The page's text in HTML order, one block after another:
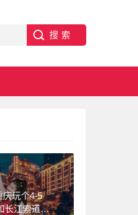
庆玩个4-5
长江索道，